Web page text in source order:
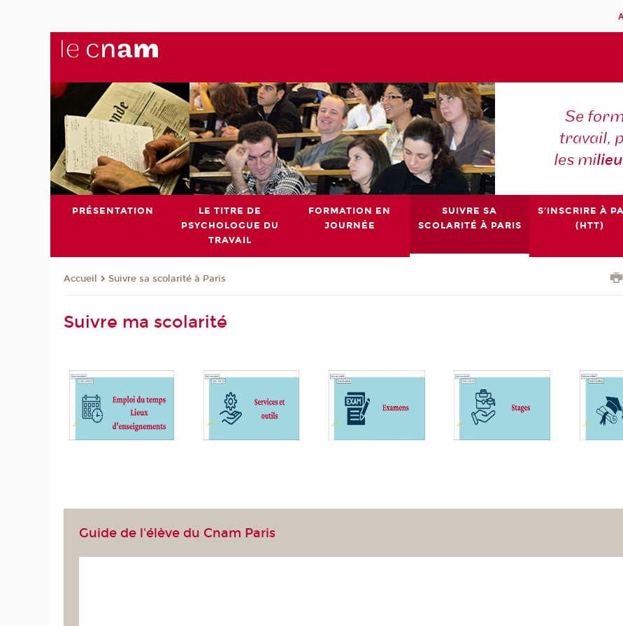
Se
travail,
les mi
PRÉSENTATION
LE TITRE DE
PSYCHOLOGUE DU
TRAVAIL
FORMATION EN
JOURNÉE
SUIVRE SA
SCOLARITÉ À PARIS
S'INSCRIRE À
(HTT)
Accueil Suivre sa scolarité à Paris
Suivre ma scolarité
Guide de l'élève du Cnam Paris